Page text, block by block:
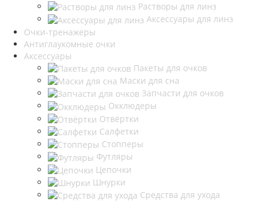
Растворы для линз
Аксессуары для линз
Очки-тренажеры
Антиглаукомные очки
Аксессуары
Пакеты для очков
Маски для сна
Запчасти для очков
Окклюдеры
Отвёртки
Салфетки
Стопперы
Футляры
Цепочки
Шнурки
Средства для ухода